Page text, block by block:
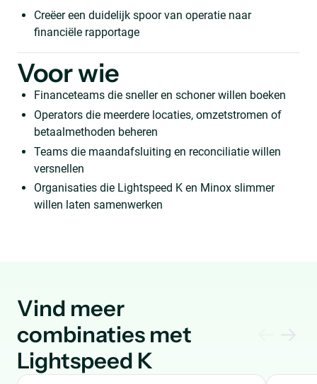
Creëer een duidelijk spoor van operatie naar
financiële rapportage
Voor wie
Financeteams die sneller en schoner willen boeken
Operators die meerdere locaties, omzetstromen of
betaalmethoden beheren
Teams die maandafsluiting en reconciliatie willen
versnellen
Organisaties die Lightspeed K en Minox slimmer
willen laten samenwerken
Vind meer
combinaties met
Lightspeed K